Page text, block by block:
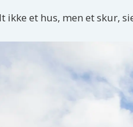
ikke et hus, men et skur,